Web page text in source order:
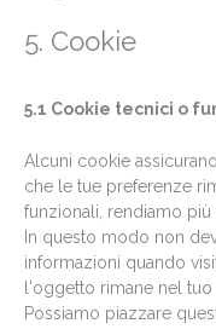
5. Cookie
5.1 Cookie tecnici o
Alcuni cookie
che le tue preferenze
funzionali, rendiamo
In questo modo non
informazioni quando
l'oggetto rimane nel
Possiamo piazzare